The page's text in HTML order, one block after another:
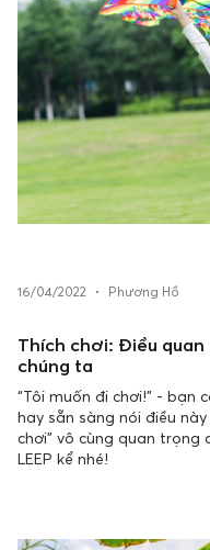
16/04/2022 • Phương Hồ
Thích chơi: Điều
chúng ta
“Tôi muốn đi chơi!” - bạn
hay sẵn sàng nói điều
chơi” vô cùng quan trọng
LEEP kể nhé!